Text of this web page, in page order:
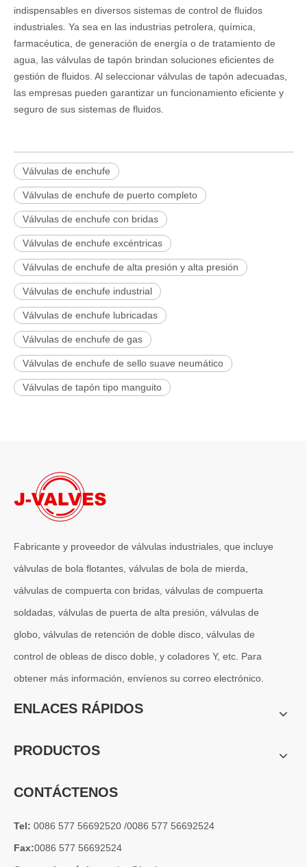
indispensables en diversos sistemas de control de fluidos
industriales. Ya sea en las industrias petrolera, química,
farmacéutica, de generación de energía o de tratamiento de
agua, las válvulas de tapón brindan soluciones eficientes de
gestión de fluidos. Al seleccionar válvulas de tapón adecuadas,
las empresas pueden garantizar un funcionamiento eficiente y
seguro de sus sistemas de fluidos.
Válvulas de enchufe
Válvulas de enchufe de puerto completo
Válvulas de enchufe con bridas
Válvulas de enchufe excéntricas
Válvulas de enchufe de alta presión y alta presión
Válvulas de enchufe industrial
Válvulas de enchufe lubricadas
Válvulas de enchufe de gas
Válvulas de enchufe de sello suave neumático
Válvulas de tapón tipo manguito
Fabricante y proveedor de válvulas industriales, que incluye
válvulas de bola flotantes, válvulas de bola de mierda,
válvulas de compuerta con bridas, válvulas de compuerta
soldadas, válvulas de puerta de alta presión, válvulas de
globo, válvulas de retención de doble disco, válvulas de
control de obleas de disco doble, y coladores Y, etc. Para
obtener más información, envíenos su correo electrónico.
ENLACES RÁPIDOS
PRODUCTOS
CONTÁCTENOS
Tel: 0086 577 56692520 /0086 577 56692524
Fax:0086 577 56692524